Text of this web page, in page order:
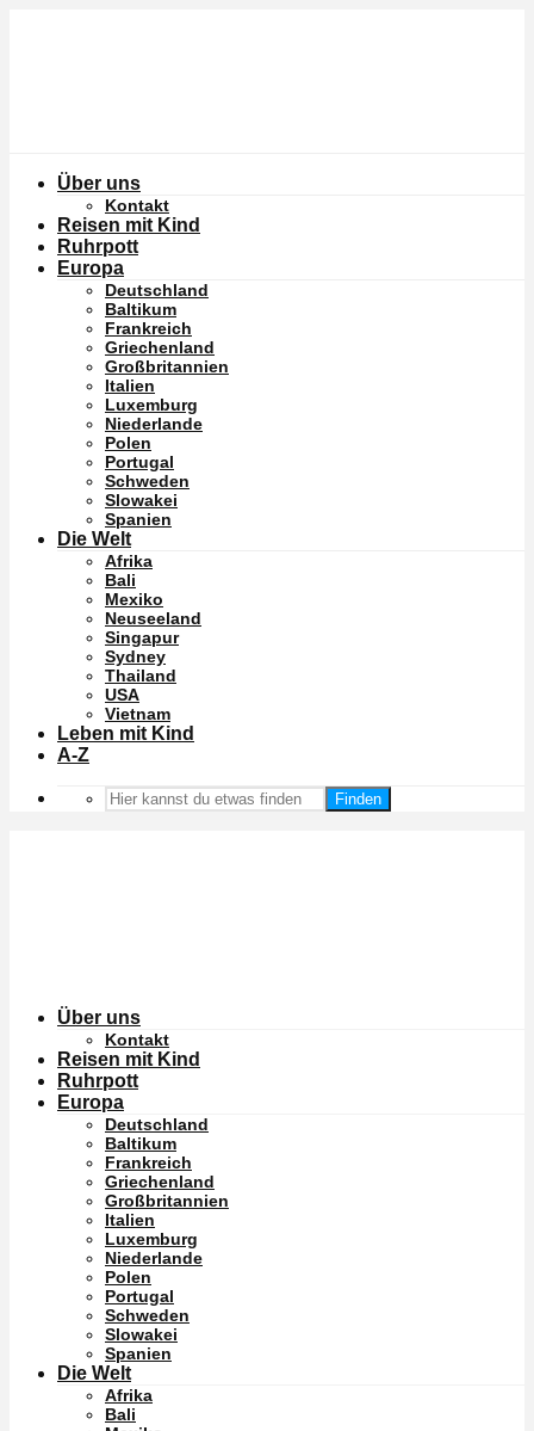
Über uns
Kontakt
Reisen mit Kind
Ruhrpott
Europa
Deutschland
Baltikum
Frankreich
Griechenland
Großbritannien
Italien
Luxemburg
Niederlande
Polen
Portugal
Schweden
Slowakei
Spanien
Die Welt
Afrika
Bali
Mexiko
Neuseeland
Singapur
Sydney
Thailand
USA
Vietnam
Leben mit Kind
A-Z
Finden
Über uns
Kontakt
Reisen mit Kind
Ruhrpott
Europa
Deutschland
Baltikum
Frankreich
Griechenland
Großbritannien
Italien
Luxemburg
Niederlande
Polen
Portugal
Schweden
Slowakei
Spanien
Die Welt
Afrika
Bali